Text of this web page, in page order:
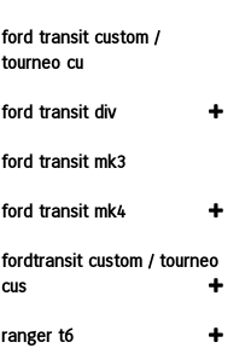
ford transit custom /
tourneo cu
ford transit div
ford transit mk3
ford transit mk4
fordtransit custom / tourneo
cus
ranger t6